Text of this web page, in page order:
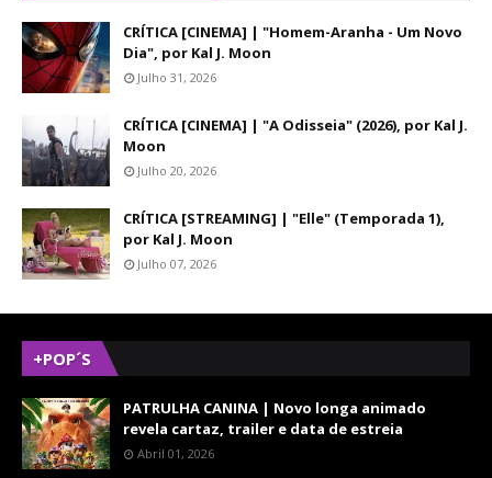
CRÍTICA [CINEMA] | "Homem-Aranha - Um Novo
Dia", por Kal J. Moon
Julho 31, 2026
CRÍTICA [CINEMA] | "A Odisseia" (2026), por Kal J.
Moon
Julho 20, 2026
CRÍTICA [STREAMING] | "Elle" (Temporada 1),
por Kal J. Moon
Julho 07, 2026
+POP´S
PATRULHA CANINA | Novo longa animado
revela cartaz, trailer e data de estreia
Abril 01, 2026